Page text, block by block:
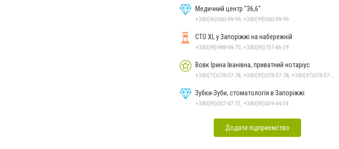
Медичний центр "36,6"
+380(96)560-99-99, +380(99)560-99-99
СТО XL у Запоріжжі на набережній
+380(98)988-68-70, +380(96)737-86-28
Вовк Ірина Іванівна, приватний нотаріус
Зубки-Зуби, стоматологія в Запоріжжі
+380(95)057-47-72, +380(96)439-44-34
Додати підприємство